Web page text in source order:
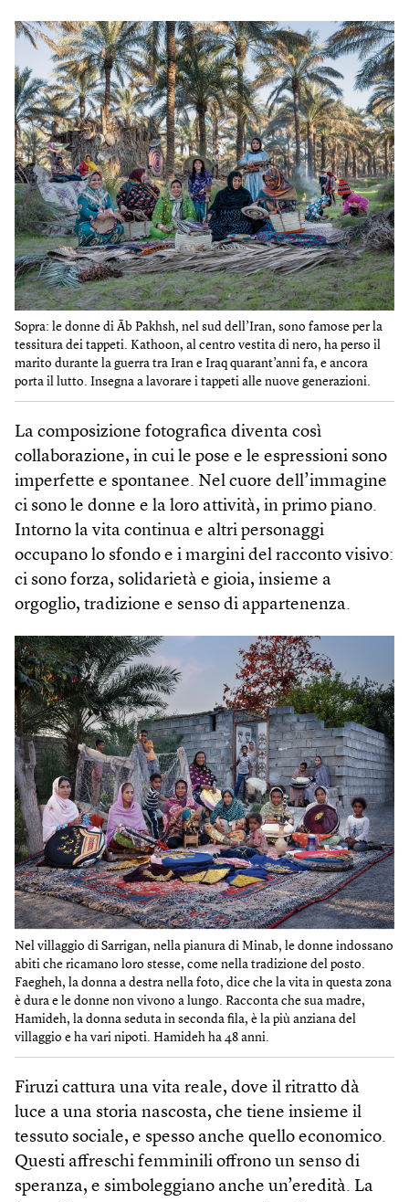
Sopra: le donne di Āb Pakhsh, nel sud dell’Iran, sono famose per la
tessitura dei tappeti. Kathoon, al centro vestita di nero, ha perso il
marito durante la guerra tra Iran e Iraq quarant’anni fa, e ancora
porta il lutto. Insegna a lavorare i tappeti alle nuove generazioni.
La composizione fotografica diventa così
collaborazione, in cui le pose e le espressioni sono
imperfette e spontanee. Nel cuore dell’immagine
ci sono le donne e la loro attività, in primo piano.
Intorno la vita continua e altri personaggi
occupano lo sfondo e i margini del racconto visivo:
ci sono forza, solidarietà e gioia, insieme a
orgoglio, tradizione e senso di appartenenza.
Nel villaggio di Sarrigan, nella pianura di Minab, le donne indossano
abiti che ricamano loro stesse, come nella tradizione del posto.
Faegheh, la donna a destra nella foto, dice che la vita in questa zona
è dura e le donne non vivono a lungo. Racconta che sua madre,
Hamideh, la donna seduta in seconda fila, è la più anziana del
villaggio e ha vari nipoti. Hamideh ha 48 anni.
Firuzi cattura una vita reale, dove il ritratto dà
luce a una storia nascosta, che tiene insieme il
tessuto sociale, e spesso anche quello economico.
Questi affreschi femminili offrono un senso di
speranza, e simboleggiano anche un’eredità. La